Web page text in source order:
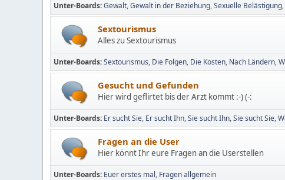
Unter-Boards Gewalt Gewalt in der Beziehung Sexuelle Belästigung
Sextourismus
Alles zu Sextourismus
Unter-Boards Sextourismus Die Folgen Die Kosten Nach Ländern
Gesucht und Gefunden
Hier wird geflirtet bis der Arzt kommt :-) (-:
Unter-Boards Er sucht Sie Er sucht Ihn Sie sucht Ihn Sie sucht Sie
Fragen an die User
Hier könnt Ihr eure Fragen an die Userstellen
Unter-Boards Euer erstes mal Fragen allgemein